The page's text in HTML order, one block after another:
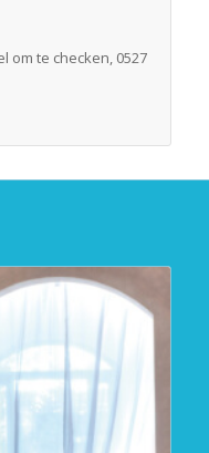
om te checken, 0527